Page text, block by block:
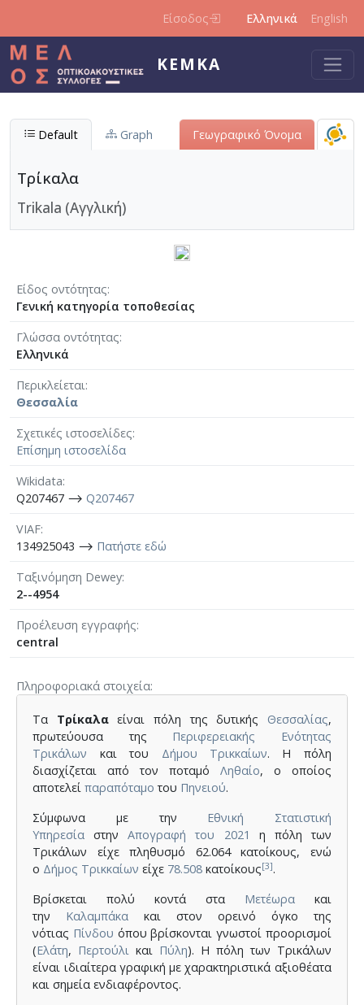
Είσοδος Ελληνικά English
ΚΕΜΚΑ
Default Graph Γεωγραφικό Όνομα
Τρίκαλα
Trikala (Αγγλική)
Είδος οντότητας
Γενική κατηγορία τοποθεσίας
Γλώσσα οντότητας
Ελληνικά
Περικλείεται
Θεσσαλία
Σχετικές ιστοσελίδες
Επίσημη ιστοσελίδα
Wikidata
Q207467 ⟶ Q207467
VIAF
134925043 ⟶ Πατήστε εδώ
Ταξινόμηση Dewey
2--4954
Προέλευση εγγραφής
central
Πληροφοριακά στοιχεία
Τα Τρίκαλαείναι πόλη της δυτικής Θεσσαλίας,
πρωτεύουσα της Περιφερειακής Ενότητας
Τρικάλων και του Δήμου Τρικκαίων. Η πόλη
διασχίζεται από τον ποταμό Ληθαίο, ο οποίος
αποτελείπαραπόταμο του Πηνειού.
Σύμφωνα με την Εθνική Στατιστική
Υπηρεσία στηνΑπογραφή του 2021
η πόλη των
Τρικάλων είχε πληθυσμό 62.064 κατοίκους, ενώ
ο Δήμος Τρικκαίων είχε 78.508 κατοίκους[3].
Βρίσκεται πολύ κοντά στα Μετέωρακαι
την Καλαμπάκα και στον ορεινό όγκο της
νότιας Πίνδου όπου βρίσκονται γνωστοί προορισμοί
(Ελάτη, Περτούλι και Πύλη). Η πόλη των Τρικάλων
είναι ιδιαίτερα γραφική με χαρακτηριστικά αξιοθέατα
και σημεία ενδιαφέροντος.